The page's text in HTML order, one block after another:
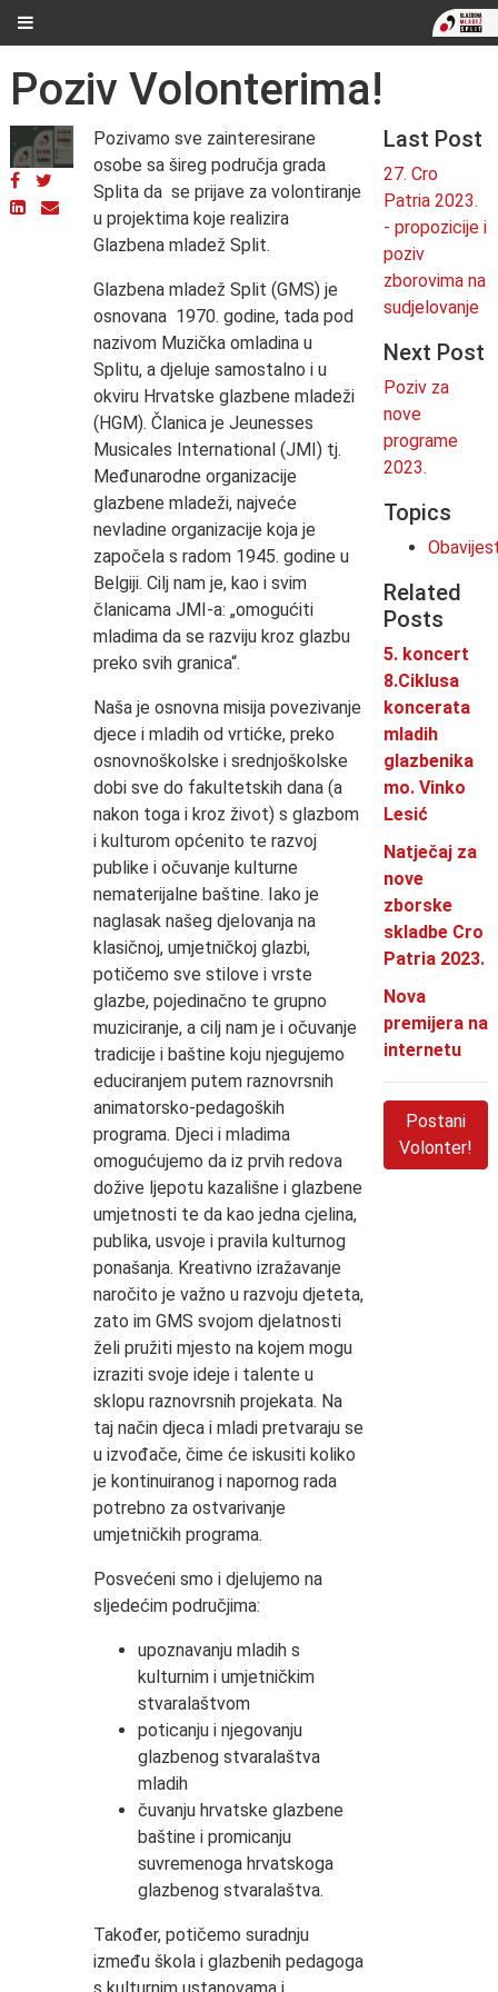
Poziv Volonterima!
Pozivamo sve zainteresirane
osobe sa šireg područja grada
Splita da se prijave za volontiranje
u projektima koje realizira
Glazbena mladež Split.
Glazbena mladež Split (GMS) je
osnovana 1970. godine, tada pod
nazivom Muzička omladina u
Splitu, a djeluje samostalno i u
okviru Hrvatske glazbene mladeži
(HGM). Članica je Jeunesses
Musicales International (JMI) tj.
Međunarodne organizacije
glazbene mladeži, najveće
nevladine organizacije koja je
započela s radom 1945. godine u
Belgiji. Cilj nam je, kao i svim
članicama JMI-a: „omogućiti
mladima da se razviju kroz glazbu
preko svih granica“.
Naša je osnovna misija povezivanje
djece i mladih od vrtićke, preko
osnovnoškolske i srednjoškolske
dobi sve do fakultetskih dana (a
nakon toga i kroz život) s glazbom
i kulturom općenito te razvoj
publike i očuvanje kulturne
nematerijalne baštine. Iako je
naglasak našeg djelovanja na
klasičnoj, umjetničkoj glazbi,
potičemo sve stilove i vrste
glazbe, pojedinačno te grupno
muziciranje, a cilj nam je i očuvanje
tradicije i baštine koju njegujemo
educiranjem putem raznovrsnih
animatorsko-pedagoških
programa. Djeci i mladima
omogućujemo da iz prvih redova
dožive ljepotu kazališne i glazbene
umjetnosti te da kao jedna cjelina,
publika, usvoje i pravila kulturnog
ponašanja. Kreativno izražavanje
naročito je važno u razvoju djeteta,
zato im GMS svojom djelatnosti
želi pružiti mjesto na kojem mogu
izraziti svoje ideje i talente u
sklopu raznovrsnih projekata. Na
taj način djeca i mladi pretvaraju se
u izvođače, čime će iskusiti koliko
je kontinuiranog i napornog rada
potrebno za ostvarivanje
umjetničkih programa.
Posvećeni smo i djelujemo na
sljedećim područjima:
upoznavanju mladih s
kulturnim i umjetničkim
stvaralaštvom
poticanju i njegovanju
glazbenog stvaralaštva
mladih
čuvanju hrvatske glazbene
baštine i promicanju
suvremenoga hrvatskoga
glazbenog stvaralaštva.
Također, potičemo suradnju
između škola i glazbenih pedagoga
Last Post
27. Cro
Patria 2023.
- propozicije i
poziv
zborovima na
sudjelovanje
Next Post
Poziv za
nove
programe
2023.
Topics
Related
Posts
5. koncert
8.Ciklusa
koncerata
mladih
glazbenika
mo. Vinko
Lesić
Natječaj za
nove
zborske
skladbe Cro
Patria 2023.
Nova
premijera na
internetu
Postani
Volonter!